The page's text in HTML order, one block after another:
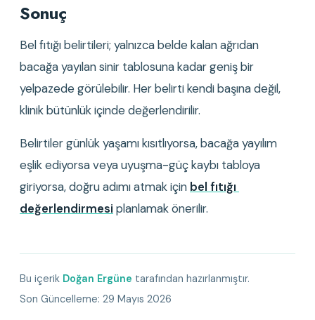
Sonuç
Bel fıtığı belirtileri; yalnızca belde kalan ağrıdan
bacağa yayılan sinir tablosuna kadar geniş bir
yelpazede görülebilir. Her belirti kendi başına değil,
klinik bütünlük içinde değerlendirilir.
Belirtiler günlük yaşamı kısıtlıyorsa, bacağa yayılım
eşlik ediyorsa veya uyuşma-güç kaybı tabloya
giriyorsa, doğru adımı atmak için bel fıtığı
değerlendirmesi planlamak önerilir.
Bu içerik Doğan Ergüne tarafından hazırlanmıştır.
Son Güncelleme: 29 Mayıs 2026